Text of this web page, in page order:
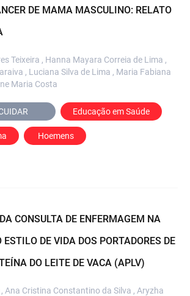
DE MAMA MASCULINO: RELATO
Teixeira , Hanna Mayara Correia de Lima ,
, Luciana Silva de Lima , Maria Fabiana
Maria Costa
Educação em Saúde
Hoemens
CONSULTA DE ENFERMAGEM NA
DE VIDA DOS PORTADORES DE
DO LEITE DE VACA (APLV)
Ana Cristina Constantino da Silva , Aryzha